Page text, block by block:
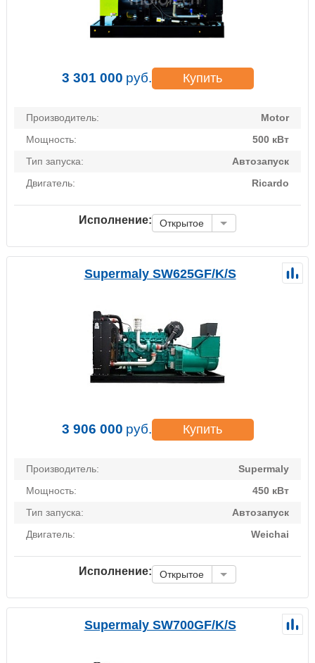
3 301 000 руб. Купить
Производитель:
Motor
Мощность:
500 кВт
Тип запуска:
Автозапуск
Двигатель:
Ricardo
Исполнение: Открытое
Supermaly SW625GF/K/S
3 906 000 руб. Купить
Производитель:
Supermaly
Мощность:
450 кВт
Тип запуска:
Автозапуск
Двигатель:
Weichai
Исполнение: Открытое
Supermaly SW700GF/K/S